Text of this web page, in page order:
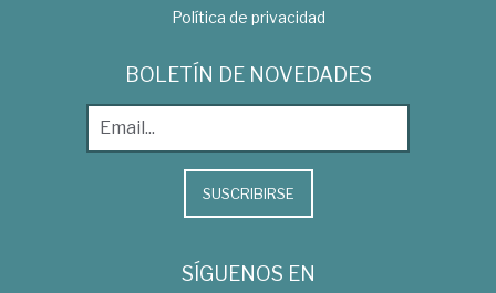
Política de privacidad
BOLETÍN DE NOVEDADES
SUSCRIBIRSE
SÍGUENOS EN